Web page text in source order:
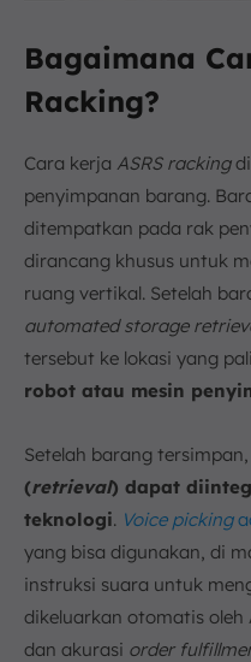
Bagaimana
Racking?
Cara kerja ASRS racking
penyimpanan barang.
ditempatkan pada rak
dirancang khusus untuk
ruang vertikal. Setelah
automated storage
tersebut ke lokasi yang
robot atau mesin
Setelah barang tersimpan,
(retrieval) dapat
teknologi. Voice picking
yang bisa digunakan, di
instruksi suara untuk
dikeluarkan otomatis oleh
dan akurasi order